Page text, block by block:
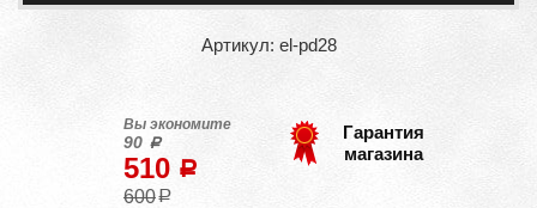
Артикул: el-pd28
Вы экономите
90 a
510 a
600a
Гарантия
магазина